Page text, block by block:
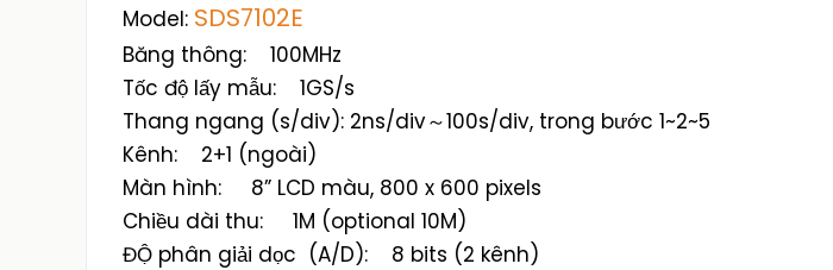
Model: SDS7102E
Băng thông: 100MHz
Tốc độ lấy mẫu: 1GS/s
Thang ngang (s/div): 2ns/div～100s/div, trong bước 1~2~5
Kênh: 2+1 (ngoài)
Màn hình: 8” LCD màu, 800 x 600 pixels
Chiều dài thu: 1M (optional 10M)
ĐỘ phân giải dọc (A/D): 8 bits (2 kênh)